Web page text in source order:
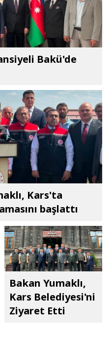
Bakü'de
Kars'ta
başlattı
Bakan Yumaklı,
Kars Belediyesi'ni
Ziyaret Etti